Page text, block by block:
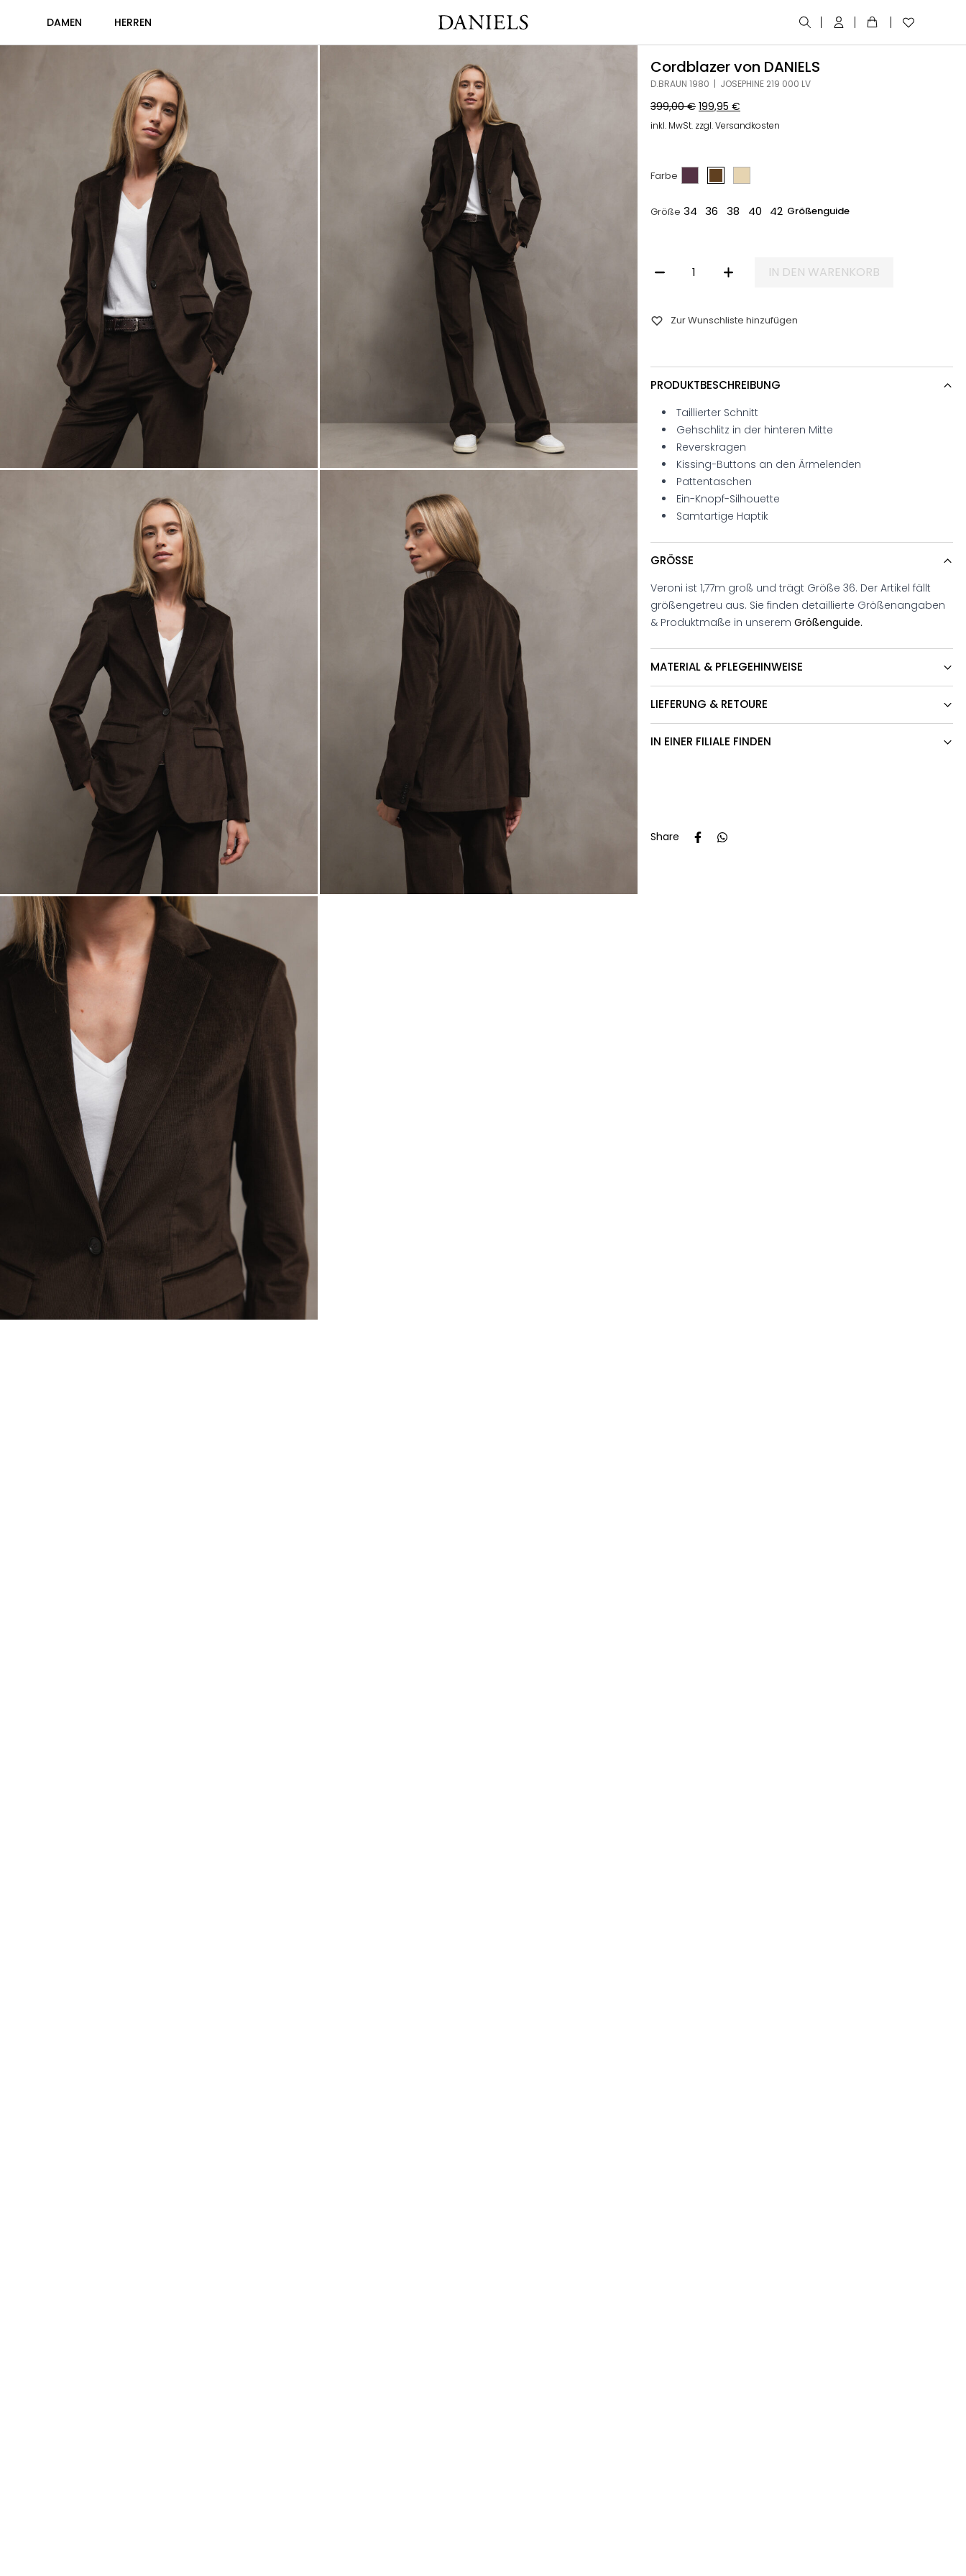
DAMEN HERREN
Cordblazer von DANIELS
D.BRAUN 1980 | JOSEPHINE 219 000 LV
399,00€ 199,95€
inkl. MwSt. zzgl. Versandkosten
Farbe
Größe 34 36 38 40 42 Größenguide
CORDBLAZER VON DANIELS MENGEIN DEN WARENKORB
Zur Wunschliste hinzufügen
PRODUKTBESCHREIBUNG
Taillierter Schnitt
Gehschlitz in der hinteren Mitte
Reverskragen
Kissing-Buttons an den Ärmelenden
Pattentaschen
Ein-Knopf-Silhouette
Samtartige Haptik
GRÖSSE
Veroni ist 1,77m groß und trägt Größe 36. Der Artikel fällt
größengetreu aus. Sie finden detaillierte Größenangaben
& Produktmaße in unseremGrößenguide.
MATERIAL & PFLEGEHINWEISE
LIEFERUNG & RETOURE
IN EINER FILIALE FINDEN
Share